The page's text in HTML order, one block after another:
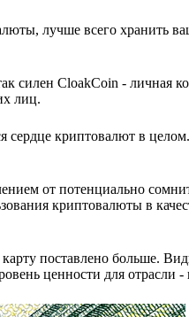
лучше всего хранить
силен CloakCoin - личная
лиц.
криптовалют в
от потенциально
криптовалюты в
поставлено больше.
ценности для отрасли